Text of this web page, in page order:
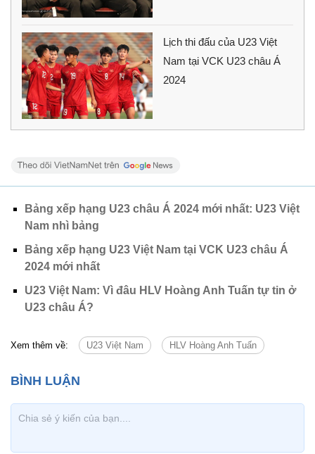
Lịch thi đấu của U23 Việt
Nam tại VCK U23 châu Á
2024
Bảng xếp hạng U23 châu Á 2024 mới nhất: U23 Việt
Nam nhì bảng
Bảng xếp hạng U23 Việt Nam tại VCK U23 châu Á
2024 mới nhất
U23 Việt Nam: Vì đâu HLV Hoàng Anh Tuấn tự tin ở
U23 châu Á?
Xem thêm về: U23 Việt Nam HLV Hoàng Anh Tuấn